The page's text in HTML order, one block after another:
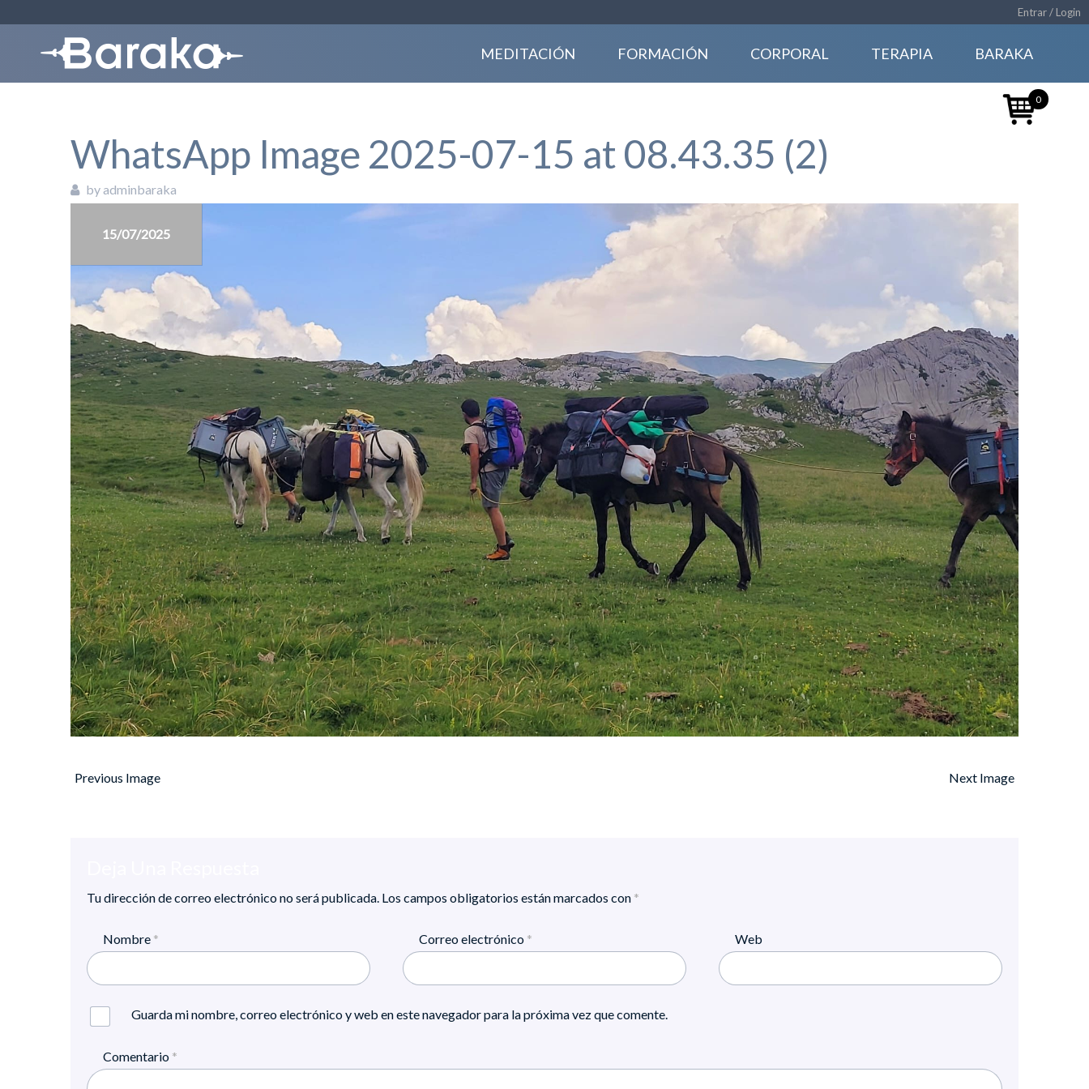
Entrar / Login
MEDITACIÓN FORMACIÓN CORPORAL TERAPIA BARAKA
WhatsApp Image 2025-07-15 at 08.43.35 (2)
by adminbaraka
15/07/2025
Previous Image Next Image
Tu dirección de correo electrónico no será publicada. Los campos obligatorios están marcados con *
Nombre * Correo electrónico * Web
Guarda mi nombre, correo electrónico y web en este navegador para la próxima vez que comente.
Comentario *
0